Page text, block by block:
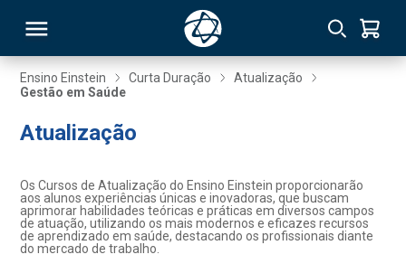
Ensino Einstein Curta Duração
Atualização
Gestão em Saúde
Atualização
Os Cursos de Atualização do Ensino Einstein proporcionarão
aos alunos experiências únicas e inovadoras, que buscam
aprimorar habilidades teóricas e práticas em diversos campos
de atuação, utilizando os mais modernos e eficazes recursos
de aprendizado em saúde, destacando os profissionais diante
do mercado de trabalho.